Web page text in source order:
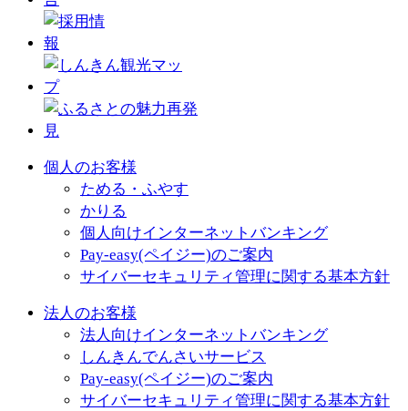
個人のお客様
ためる・ふやす
かりる
個人向けインターネットバンキング
Pay-easy(ペイジー)のご案内
サイバーセキュリティ管理に関する基本方針
法人のお客様
法人向けインターネットバンキング
しんきんでんさいサービス
Pay-easy(ペイジー)のご案内
サイバーセキュリティ管理に関する基本方針